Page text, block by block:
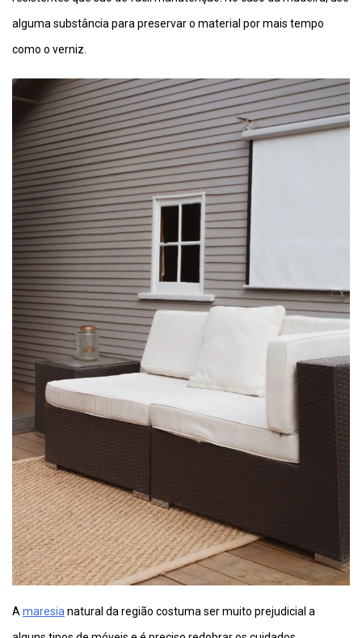
alguma substância para preservar o material por mais tempo
como o verniz.
A maresia natural da região costuma ser muito prejudicial a